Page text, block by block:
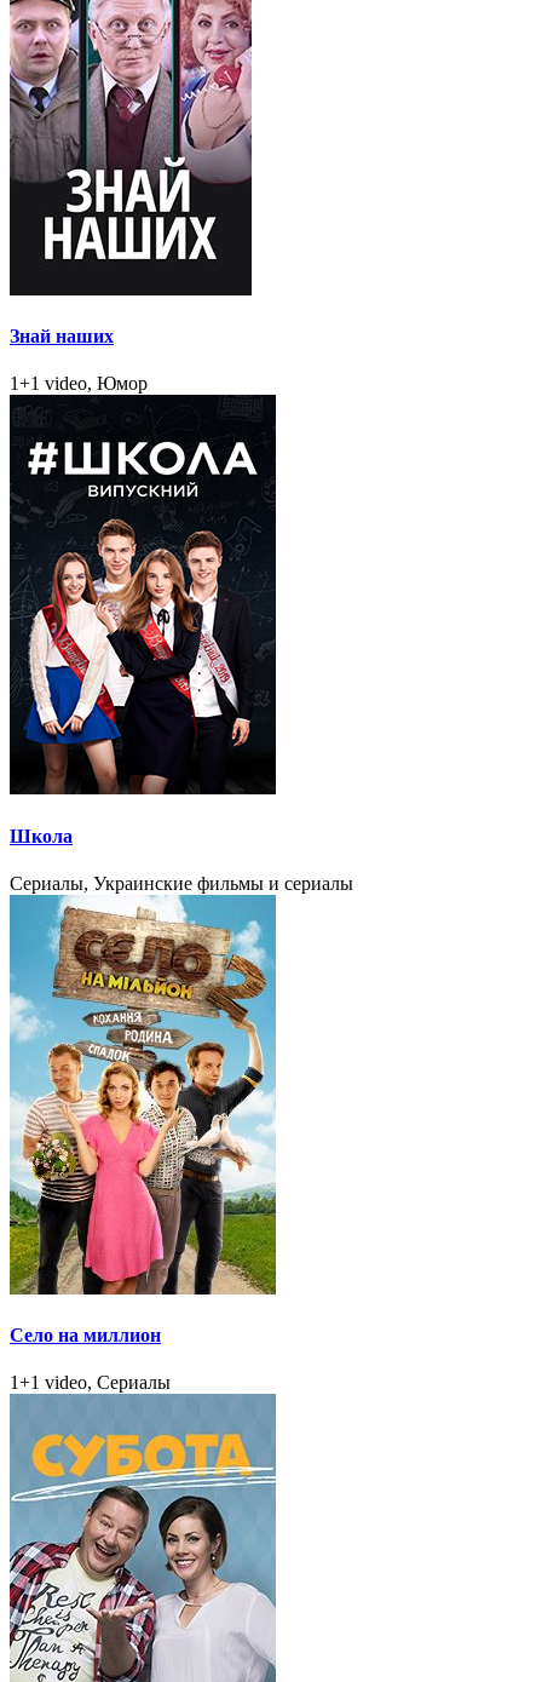
Знай наших
1+1 video, Юмор
Школа
Сериалы, Украинские фильмы и сериалы
Село на миллион
1+1 video, Сериалы